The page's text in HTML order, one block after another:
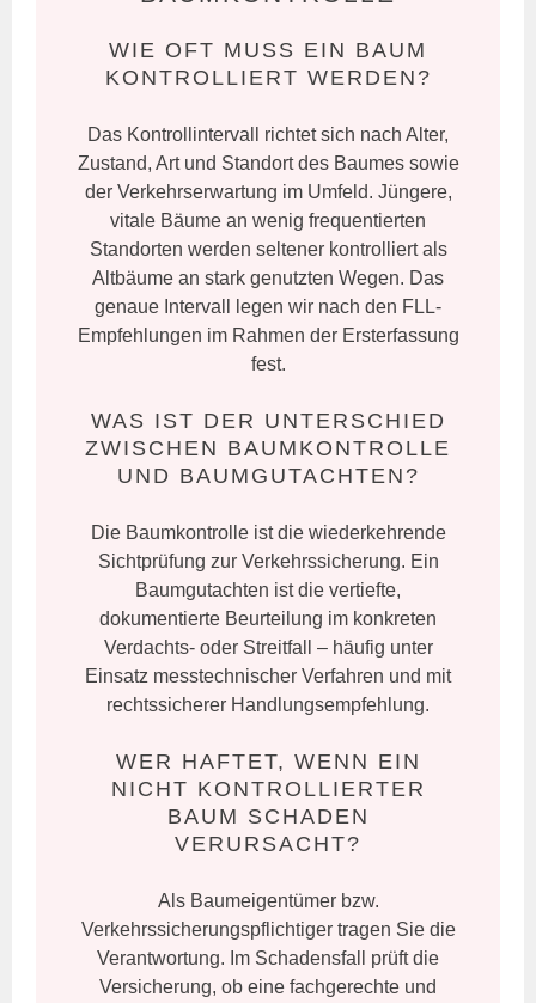
WIE OFT MUSS EIN BAUM
KONTROLLIERT WERDEN?
Das Kontrollintervall richtet sich nach Alter,
Zustand, Art und Standort des Baumes sowie
der Verkehrserwartung im Umfeld. Jüngere,
vitale Bäume an wenig frequentierten
Standorten werden seltener kontrolliert als
Altbäume an stark genutzten Wegen. Das
genaue Intervall legen wir nach den FLL-
Empfehlungen im Rahmen der Ersterfassung
fest.
WAS IST DER UNTERSCHIED
ZWISCHEN BAUMKONTROLLE
UND BAUMGUTACHTEN?
Die Baumkontrolle ist die wiederkehrende
Sichtprüfung zur Verkehrssicherung. Ein
Baumgutachten ist die vertiefte,
dokumentierte Beurteilung im konkreten
Verdachts- oder Streitfall – häufig unter
Einsatz messtechnischer Verfahren und mit
rechtssicherer Handlungsempfehlung.
WER HAFTET, WENN EIN
NICHT KONTROLLIERTER
BAUM SCHADEN
VERURSACHT?
Als Baumeigentümer bzw.
Verkehrssicherungspflichtiger tragen Sie die
Verantwortung. Im Schadensfall prüft die
Versicherung, ob eine fachgerechte und